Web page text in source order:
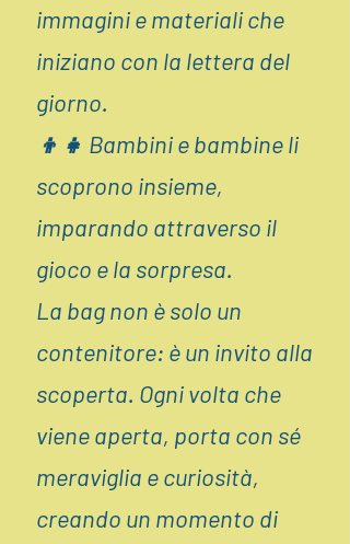
immagini e materiali che
iniziano con la lettera del
giorno.
👦👧 Bambini e bambine li
scoprono insieme,
imparando attraverso il
gioco e la sorpresa.
La bag non è solo un
contenitore: è un invito alla
scoperta. Ogni volta che
viene aperta, porta con sé
meraviglia e curiosità,
creando un momento di